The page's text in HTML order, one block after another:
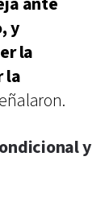
y
la
la
y